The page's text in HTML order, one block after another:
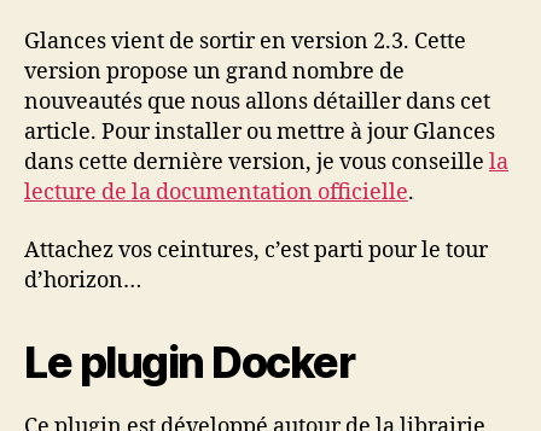
Glances vient de sortir en version 2.3. Cette
version propose un grand nombre de
nouveautés que nous allons détailler dans cet
article. Pour installer ou mettre à jour Glances
dans cette dernière version, je vous conseille la
lecture de la documentation officielle.
Attachez vos ceintures, c’est parti pour le tour
d’horizon…
Le plugin Docker